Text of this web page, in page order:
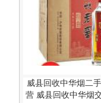
威县回收中华烟二
营 威县回收中华烟